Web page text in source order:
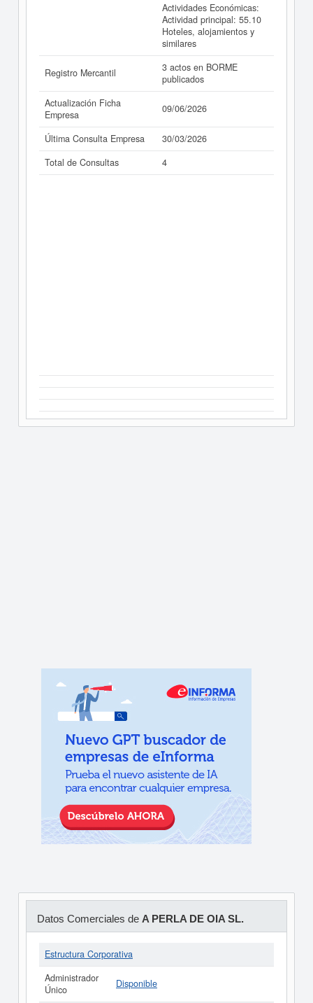
Actividades Económicas:
Actividad principal: 55.10
Hoteles, alojamientos y
similares
Registro Mercantil
3 actos en BORME
publicados
Actualización Ficha
Empresa
09/06/2026
Última Consulta Empresa
30/03/2026
Total de Consultas
4
Datos Comerciales de A PERLA DE OIA SL.
Estructura Corporativa
Administrador
Único
Disponible